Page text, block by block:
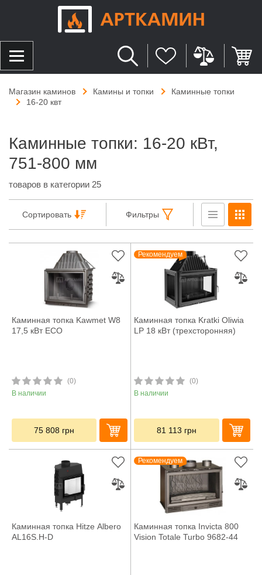
Магазин каминов Камины и топки
Каминные топки
16-20 квт
Каминные топки: 16-20 кВт,
751-800 мм
товаров в категории 25
Сортировать Фильтры
Каминная топка Kawmet W8
17,5 кВт ECO
(0)
В наличии
75 808 грн
Рекомендуем
Каминная топка Kratki Oliwia
LP 18 кВт (трехсторонняя)
(0)
В наличии
81 113 грн
Каминная топка Hitze Albero
AL16S.H-D
Рекомендуем
Каминная топка Invicta 800
Vision Totale Turbo 9682-44